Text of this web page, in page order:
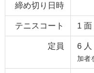
締め切り日時
テニスコート 1面
定員 6 人
加者